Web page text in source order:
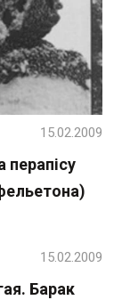
15.02.2009
Барак
15.02.2009